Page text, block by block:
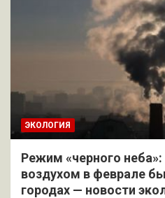
ЭКОЛОГИЯ
Режим «черного
воздухом в феврале
городах — новости